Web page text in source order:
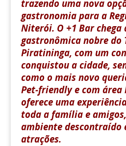
trazendo uma nova
gastronomia para a
Niterói. O +1 Bar chega
gastronômica nobre do
Piratininga, com um
conquistou a cidade,
como o mais novo
Pet-friendly e com área
oferece uma
toda a família e
ambiente descontraído
atrações.